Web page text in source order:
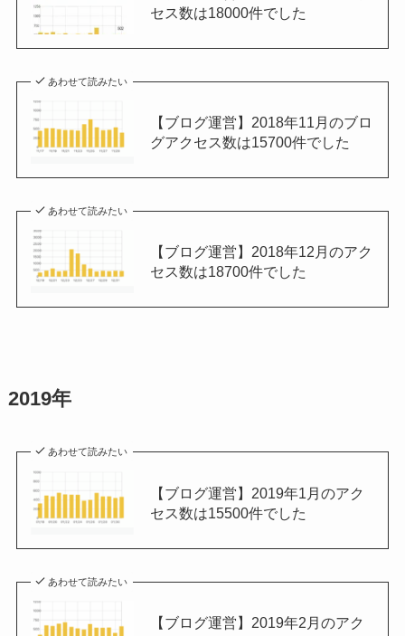
セス数は18000件でした
あわせて読みたい
【ブログ運営】2018年11月のブロ
グアクセス数は15700件でした
あわせて読みたい
【ブログ運営】2018年12月のアク
セス数は18700件でした
2019年
あわせて読みたい
【ブログ運営】2019年1月のアク
セス数は15500件でした
あわせて読みたい
【ブログ運営】2019年2月のアク